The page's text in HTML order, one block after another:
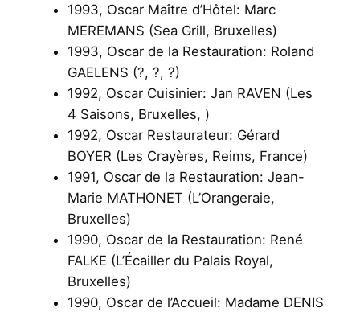
1993, Oscar Maître d’Hôtel: Marc
MEREMANS (Sea Grill, Bruxelles)
1993, Oscar de la Restauration: Roland
GAELENS (?, ?, ?)
1992, Oscar Cuisinier: Jan RAVEN (Les
4 Saisons, Bruxelles, )
1992, Oscar Restaurateur: Gérard
BOYER (Les Crayères, Reims, France)
1991, Oscar de la Restauration: Jean-
Marie MATHONET (L’Orangeraie,
Bruxelles)
1990, Oscar de la Restauration: René
FALKE (L’Écailler du Palais Royal,
Bruxelles)
1990, Oscar de l’Accueil: Madame DENIS